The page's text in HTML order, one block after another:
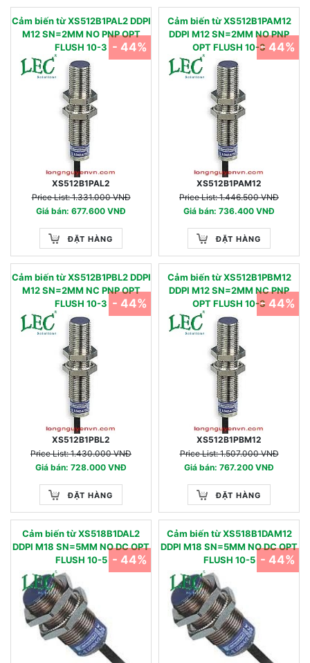
Cảm biến từ XS512B1PAL2 DDPI
M12 SN=2MM NO PNP OPT
FLUSH 10-3
XS512B1PAL2
Price List: 1.331.000 VNĐ
Giá bán: 677.600 VNĐ
ĐẶT HÀNG
- 44%
Cảm biến từ XS512B1PAM12
DDPI M12 SN=2MM NO PNP
OPT FLUSH 10-3
XS512B1PAM12
Price List: 1.446.500 VNĐ
Giá bán: 736.400 VNĐ
ĐẶT HÀNG
- 44%
Cảm biến từ XS512B1PBL2 DDPI
M12 SN=2MM NC PNP OPT
FLUSH 10-3
XS512B1PBL2
Price List: 1.430.000 VNĐ
Giá bán: 728.000 VNĐ
ĐẶT HÀNG
- 44%
Cảm biến từ XS512B1PBM12
DDPI M12 SN=2MM NC PNP
OPT FLUSH 10-3
XS512B1PBM12
Price List: 1.507.000 VNĐ
Giá bán: 767.200 VNĐ
ĐẶT HÀNG
- 44%
Cảm biến từ XS518B1DAL2
DDPI M18 SN=5MM NO DC OPT
FLUSH 10-5 - 44%
Cảm biến từ XS518B1DAM12
DDPI M18 SN=5MM NO DC OPT
FLUSH 10-5 - 44%